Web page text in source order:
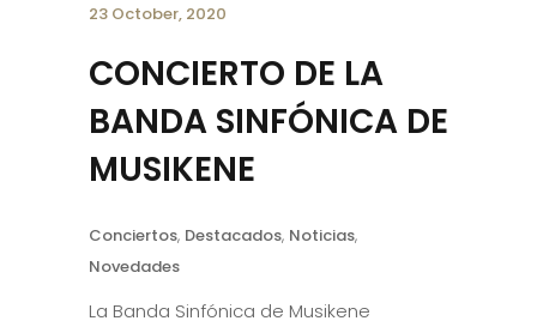
23 October, 2020
CONCIERTO DE LA
BANDA SINFÓNICA DE
MUSIKENE
Conciertos, Destacados, Noticias,
Novedades
La Banda Sinfónica de Musikene